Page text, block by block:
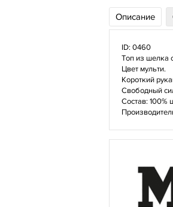
Описание
ID:0460
Топ из шелка
Цвет мульти.
Короткий
Свободный
Состав: 100%